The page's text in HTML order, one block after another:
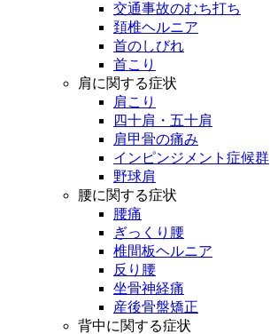
交通事故のむち打ち
頚椎ヘルニア
首のしびれ
首こり
肩に関する症状
肩こり
四十肩・五十肩
肩甲骨の痛み
インピンジメント症候群
野球肩
腰に関する症状
腰痛
ぎっくり腰
椎間板ヘルニア
反り腰
坐骨神経痛
産後骨盤矯正
背中に関する症状